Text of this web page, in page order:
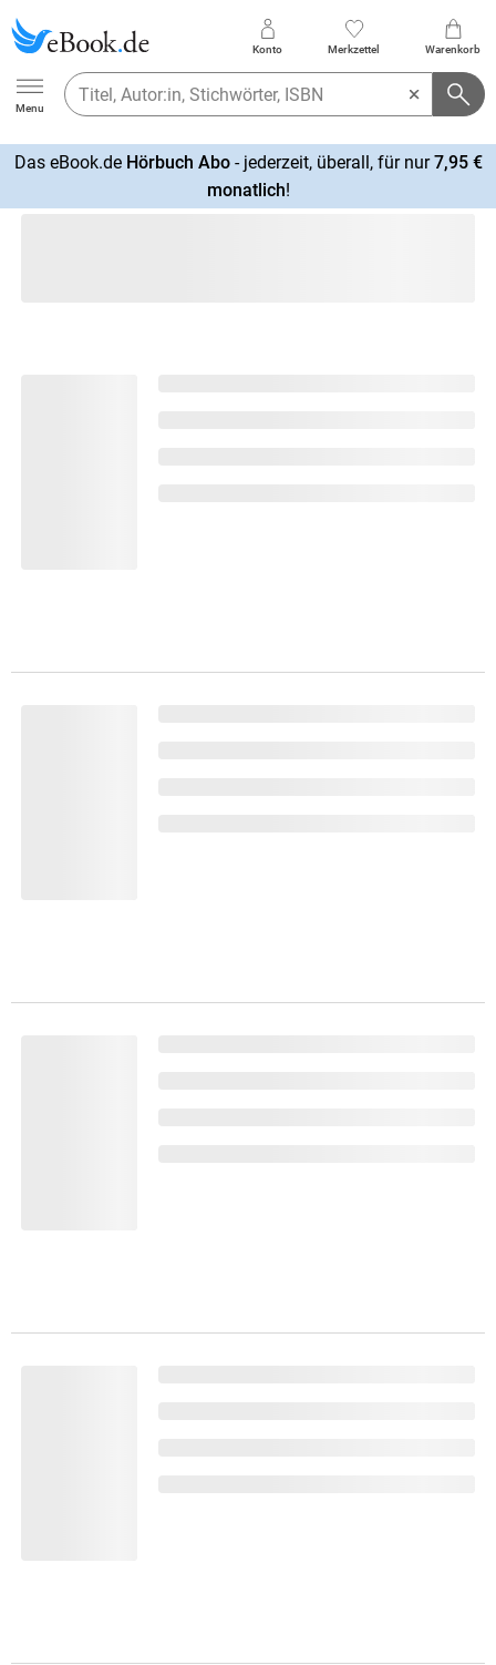
Ebook.de
Menu
Konto Merkzettel Warenkorb
Das eBook.de Hörbuch Abo- jederzeit, überall, für nur7,95 €
monatlich!